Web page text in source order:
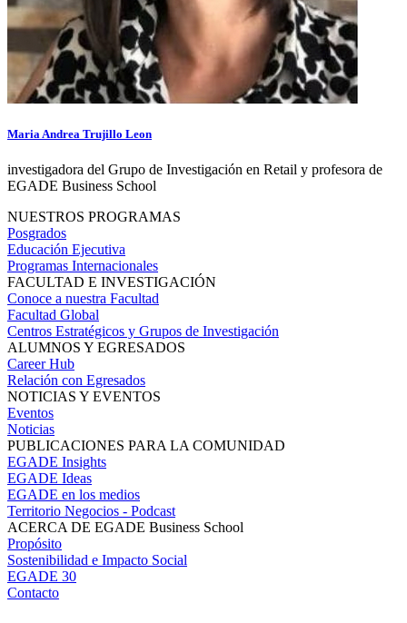
Maria Andrea Trujillo Leon
investigadora del Grupo de Investigación en Retail y profesora de
EGADE Business School
NUESTROS PROGRAMAS
Posgrados
Educación Ejecutiva
Programas Internacionales
FACULTAD E INVESTIGACIÓN
Conoce a nuestra Facultad
Facultad Global
Centros Estratégicos y Grupos de Investigación
ALUMNOS Y EGRESADOS
Career Hub
Relación con Egresados
NOTICIAS Y EVENTOS
Eventos
Noticias
PUBLICACIONES PARA LA COMUNIDAD
EGADE Insights
EGADE Ideas
EGADE en los medios
Territorio Negocios - Podcast
ACERCA DE EGADE Business School
Propósito
Sostenibilidad e Impacto Social
EGADE 30
Contacto